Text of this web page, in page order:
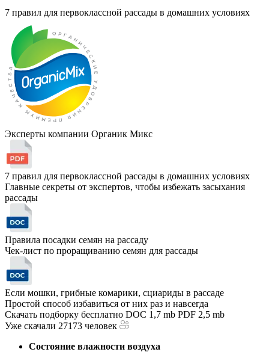
7 правил для первоклассной рассады в домашних условиях
Эксперты компании Органик Микс
7 правил для первоклассной рассады в домашних условиях
Главные секреты от экспертов, чтобы избежать засыхания
рассады
Правила посадки семян на рассаду
Чек-лист по проращиванию семян для рассады
Если мошки, грибные комарики, сциариды в рассаде
Простой способ избавиться от них раз и навсегда
Скачать подборку бесплатно DOC 1,7 mb PDF 2,5 mb
Уже скачали 27173 человек
Состояние влажности воздуха